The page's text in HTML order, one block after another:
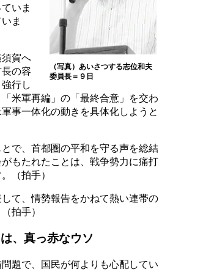
（写真）あいさつする志位和夫
委員長＝９日
いま
ま
賀へ
の容
行し
米軍再編」の「最終合意」を交わ
事一体化の動きを具体化しようと
で、首都圏の平和を守る声を総結
もたれたことは、戦争勢力に痛打
（拍手）
て、情勢報告をかねて熱い連帯の
拍手）
、真っ赤なウソ
題で、国民が何よりも心配してい